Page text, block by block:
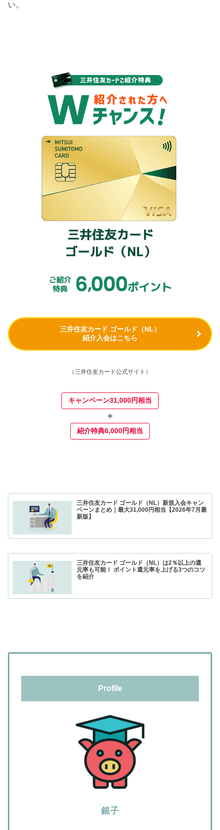
い。
三井住友カード ゴールド（NL）
紹介入会はこちら
（三井住友カード公式サイト）
キャンペーン31,000円相当
＋
紹介特典6,000円相当
三井住友カード ゴールド（NL）新規入会キャン
ペーンまとめ｜最大31,000円相当【2026年7月最
新版】
三井住友カード ゴールド（NL）は2％以上の還
元率も可能！ ポイント還元率を上げる3つのコツ
を紹介
Profile
銀子